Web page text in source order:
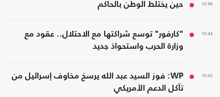
10:56 حين يختلط الوطن بالحاكم
10:43
"كارفور" توسع شراكتها مع الاحتلال.. عقود مع
وزارة الحرب واستحواذ جديد
10:02
WP: فوز السيد عبد الله يرسخ مخاوف إسرائيل من
تآكل الدعم الأمريكي